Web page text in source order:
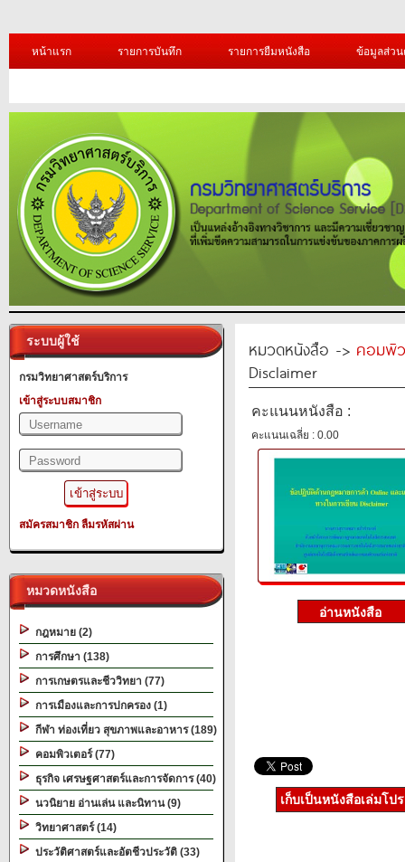
หน้าแรก รายการบันทึก รายการยืมหนังสือ ข้อมูลส่ว
ระบบผู้ใช้
กรมวิทยาศาสตร์บริการ
เข้าสู่ระบบสมาชิก
สมัครสมาชิก ลืมรหัสผ่าน
หมวดหนังสือ
กฎหมาย (2)
การศึกษา (138)
การเกษตรและชีววิทยา (77)
การเมืองและการปกครอง (1)
กีฬา ท่องเที่ยว สุขภาพและอาหาร (189)
คอมพิวเตอร์ (77)
ธุรกิจ เศรษฐศาสตร์และการจัดการ (40)
นวนิยาย อ่านเล่น และนิทาน (9)
วิทยาศาสตร์ (14)
ประวัติศาสตร์และอัตชีวประวัติ (33)
หมวดหนังสือ -> คอมพิ
Disclaimer
คะแนนหนังสือ :
คะแนนเฉลี่ย : 0.00
เก็บเป็นหนังสือเล่มโป